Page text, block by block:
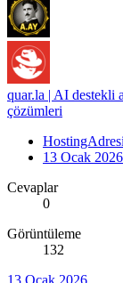
quar.la | AI destekli
çözümleri
HostingAdresi
13 Ocak 2026
Cevaplar
0
Görüntüleme
132
13 Ocak 2026